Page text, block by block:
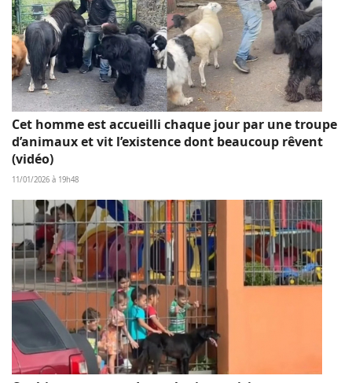
Cet homme est accueilli chaque jour par une troupe
d’animaux et vit l’existence dont beaucoup rêvent
(vidéo)
11/01/2026 à 19h48